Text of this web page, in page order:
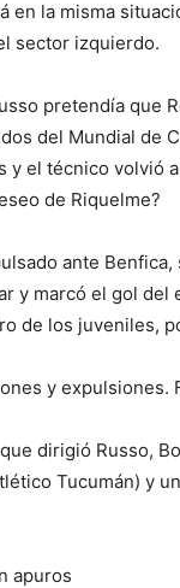
en la misma
sector izquierdo.
pretendía que
del Mundial de
y el técnico volvió
de Riquelme?
ante
y marcó el gol del
de los juveniles,
y expulsiones.
dirigió Russo,
Tucumán) y
apuros